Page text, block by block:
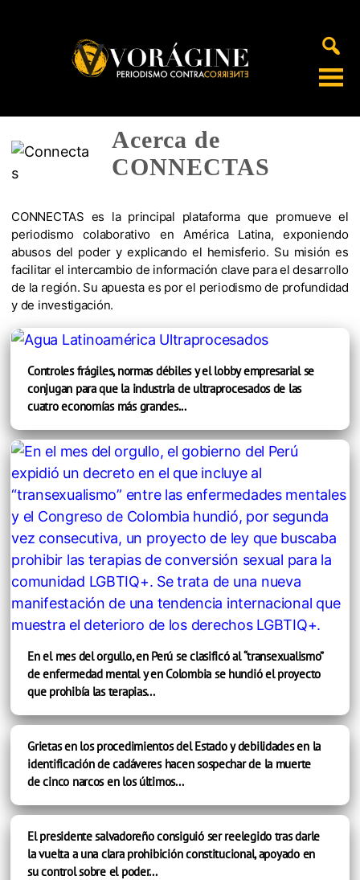
Acerca de
CONNECTAS
CONNECTAS es la principal plataforma que promueve el
periodismo colaborativo en América Latina, exponiendo
abusos del poder y explicando el hemisferio. Su misión es
facilitar el intercambio de información clave para el desarrollo
de la región. Su apuesta es por el periodismo de profundidad
y de investigación.
Controles frágiles, normas débiles y el lobby empresarial se
conjugan para que la industria de ultraprocesados de las
cuatro economías más grandes...
En el mes del orgullo, en Perú se clasificó al “transexualismo”
de enfermedad mental y en Colombia se hundió el proyecto
que prohibía las terapias...
Grietas en los procedimientos del Estado y debilidades en la
identificación de cadáveres hacen sospechar de la muerte
de cinco narcos en los últimos...
El presidente salvadoreño consiguió ser reelegido tras darle
la vuelta a una clara prohibición constitucional, apoyado en
su control sobre el poder...